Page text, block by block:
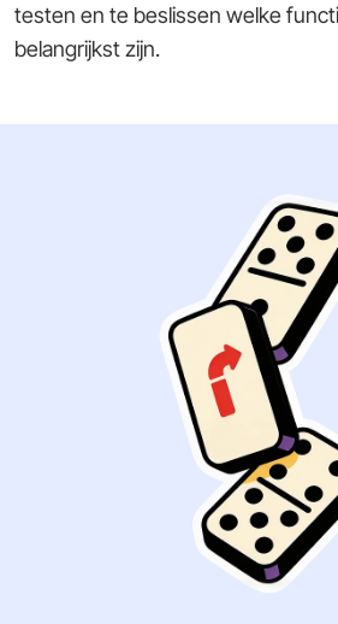
testen en te beslissen welke
belangrijkst zijn.